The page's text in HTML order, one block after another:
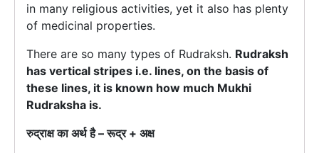
in many religious activities, yet it also has plenty
of medicinal properties.
There are so many types of Rudraksh. Rudraksh
has vertical stripes i.e. lines, on the basis of
these lines, it is known how much Mukhi
Rudraksha is.
रुद्राक्ष का अर्थ है – रूद्र + अक्ष